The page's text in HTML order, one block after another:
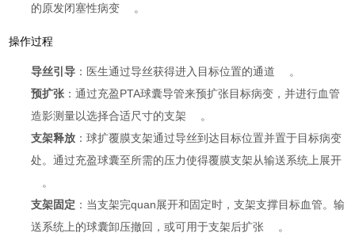
的原发闭塞性病变
。
操作过程
导丝引导 ：医生通过导丝获得进入目标位置的通道
。
预扩张 ：通过充盈PTA球囊导管来预扩张目标病变，并进行血管
造影测量以选择合适尺寸的支架
。
支架释放 ：球扩覆膜支架通过导丝到达目标位置并置于目标病变
处。通过充盈球囊至所需的压力使得覆膜支架从输送系统上展开
。
支架固定 ：当支架完quan展开和固定时，支架支撑目标血管。输
送系统上的球囊卸压撤回，或可用于支架后扩张
。